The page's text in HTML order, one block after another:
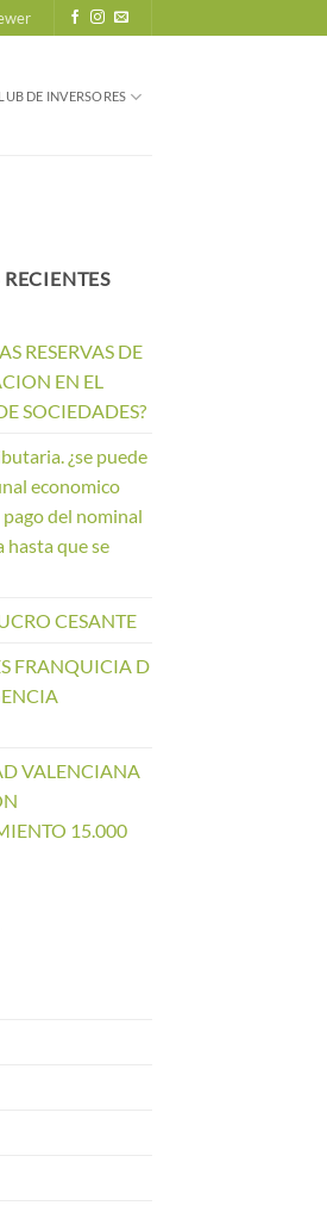
DE INVERSORES
RESERVAS DE
EN EL
SOCIEDADES?
¿se puede
economico
del nominal
hasta que se
CESANTE
FRANQUICIA D
VALENCIANA
15.000